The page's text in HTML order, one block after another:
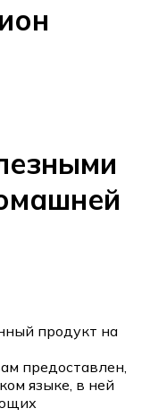
продукт на
предоставлен,
языке, в ней